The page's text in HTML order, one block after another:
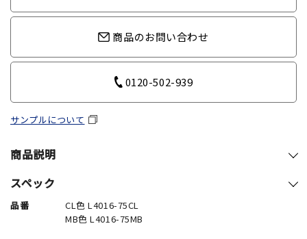
商品のお問い合わせ
0120-502-939
サンプルについて
商品説明
スペック
品番
CL色 L4016-75CL
MB色 L4016-75MB